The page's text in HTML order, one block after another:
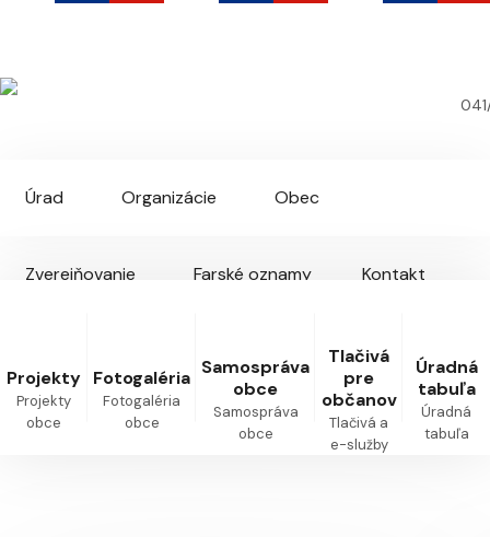
Úrad Organizácie Obec
Zverejňovanie Farské oznamy Kontakt
Projekty
Projekty
obce
Fotogaléria
Fotogaléria
obce
Samospráva
obce
Samospráva
obce
Tlačivá
pre
občanov
Tlačivá a
e-služby
Úradná
tabuľa
Úradná
tabuľa